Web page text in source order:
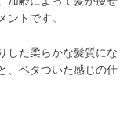
ントです。
した柔らかな髪質にな
、ベタついた感じの仕